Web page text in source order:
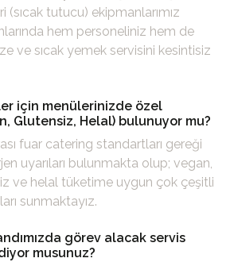
tutucu) ekipmanlarımız
hem personeliniz hem de
ve sıcak yemek servisini kesintisiz
için menülerinizde özel
Glutensiz, Helal) bulunuyor mu?
fuar catering standartları gereği
uyarıları bulunmakta olup; vegan,
ve helal tüketime uygun çok çeşitli
sunmaktayız.
görev alacak servis
musunuz?